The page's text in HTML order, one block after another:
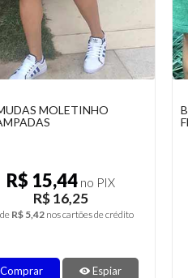
MOLETOM
GROSSO
R$ 21,26 no PIX
R$ 22,38
de R$ 5,60 nos cartões de crédito
Comprar Espiar